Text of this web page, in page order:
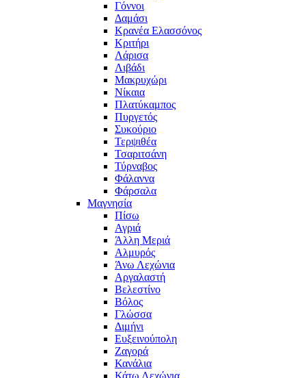
Γόννοι
Δαμάσι
Κρανέα Ελασσόνος
Κριτήρι
Λάρισα
Λιβάδι
Μακρυχώρι
Νίκαια
Πλατύκαμπος
Πυργετός
Συκούριο
Τερψιθέα
Τσαριτσάνη
Τύρναβος
Φάλαννα
Φάρσαλα
Μαγνησία
Πίσω
Αγριά
Άλλη Μεριά
Αλμυρός
Άνω Λεχώνια
Αργαλαστή
Βελεστίνο
Βόλος
Γλώσσα
Διμήνι
Ευξεινούπολη
Ζαγορά
Κανάλια
Κάτω Λεχώνια